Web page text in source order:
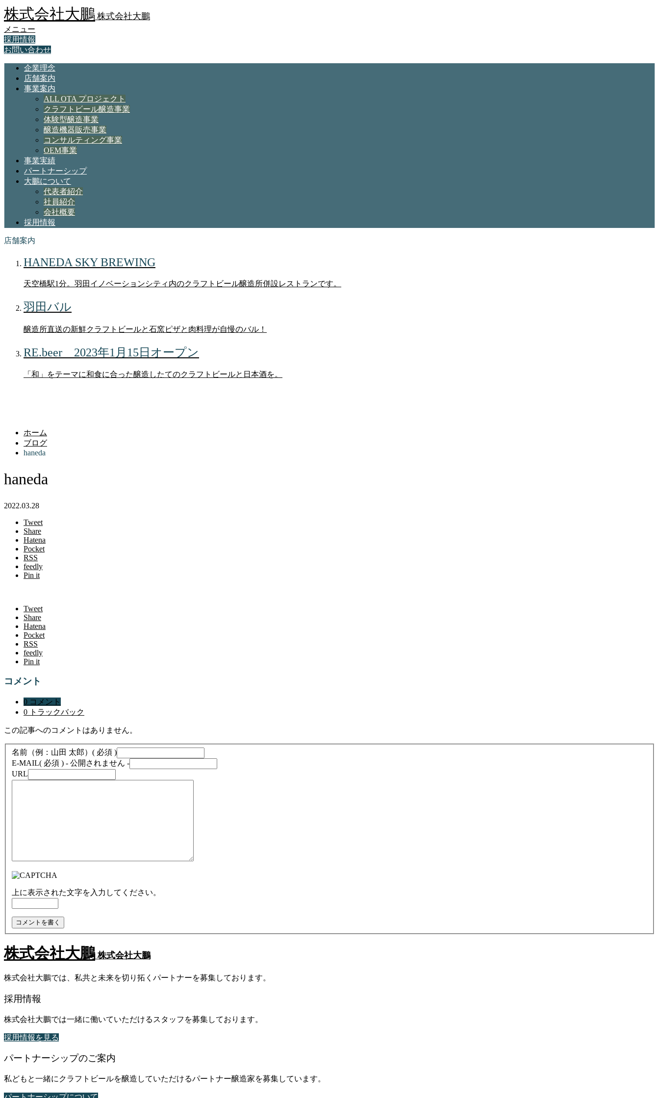
株式会社大鵬 株式会社大鵬
メニュー
採用情報
お問い合わせ
企業理念
店舗案内
事業案内
ALL OTA プロジェクト
クラフトビール醸造事業
体験型醸造事業
醸造機器販売事業
コンサルティング事業
OEM事業
事業実績
パートナーシップ
大鵬について
代表者紹介
社員紹介
会社概要
採用情報
店舗案内
HANEDA SKY BREWING
天空橋駅1分。羽田イノベーションシティ内のクラフトビール醸造所併設レストランです。
羽田バル
醸造所直送の新鮮クラフトビールと石窯ピザと肉料理が自慢のバル！
RE.beer 2023年1月15日オープン
「和」をテーマに和食に合った醸造したてのクラフトビールと日本酒を。
ホーム
ブログ
haneda
haneda
2022.03.28
Tweet
Share
Hatena
Pocket
RSS
feedly
Pin it
Tweet
Share
Hatena
Pocket
RSS
feedly
Pin it
コメント
0 コメント
0 トラックバック
この記事へのコメントはありません。
名前（例：山田 太郎） ( 必須 )
E-MAIL( 必須 ) - 公開されません -
URL
上に表示された文字を入力してください。
株式会社大鵬 株式会社大鵬
株式会社大鵬では、私共と未来を切り拓くパートナーを募集しております。
採用情報
株式会社大鵬では一緒に働いていただけるスタッフを募集しております。
採用情報を見る
パートナーシップのご案内
私どもと一緒にクラフトビールを醸造していただけるパートナー醸造家を募集しています。